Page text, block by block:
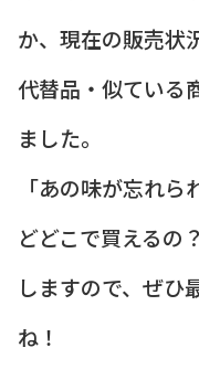
か、現在の販売状
代替品・似ている
ました。
「あの味が忘れ
どどこで買えるの
しますので、ぜひ
ね！